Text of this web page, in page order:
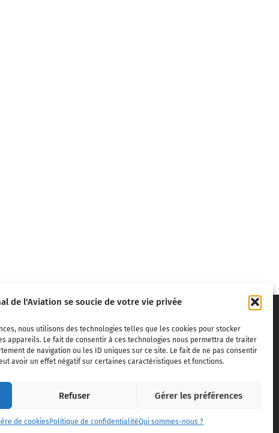
de l'Aviation se soucie de votre vie privée
nous utilisons des technologies telles que les cookies pour stocker
appareils. Le fait de consentir à ces technologies nous permettra de traiter
de navigation ou les ID uniques sur ce site. Le fait de ne pas consentir
avoir un effet négatif sur certaines caractéristiques et fonctions.
Refuser Gérer les préférences
de cookies Politique de confidentialitéQui sommes-nous ?
civils,
sans